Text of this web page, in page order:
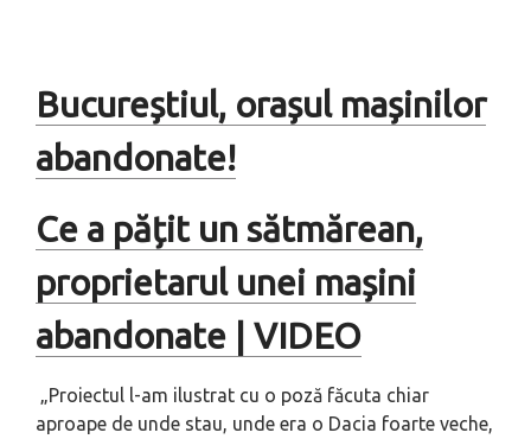
Bucureștiul, orașul mașinilor
abandonate!
Ce a pățit un sătmărean,
proprietarul unei mașini
abandonate | VIDEO
„Proiectul l-am ilustrat cu o poză făcuta chiar
aproape de unde stau, unde era o Dacia foarte veche,